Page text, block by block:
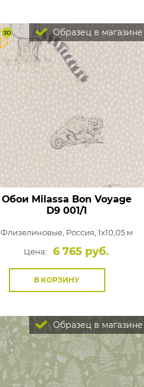
Образец в магазине
Обои Milassa Bon Voyage
D9 001/1
Флизелиновые, Россия, 1x10,05 м
Цена:
6 765 руб.
В КОРЗИНУ
Образец в магазине